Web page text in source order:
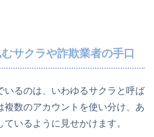
サクラや詐欺業者の手口
いるのは、いわゆるサクラと呼ば
複数のアカウントを使い分け、あ
いるように見せかけます。